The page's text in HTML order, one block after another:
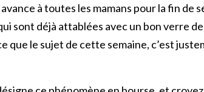
à toutes les mamans pour la fin de
sont déjà attablées avec un bon verre
que le sujet de cette semaine, c’est